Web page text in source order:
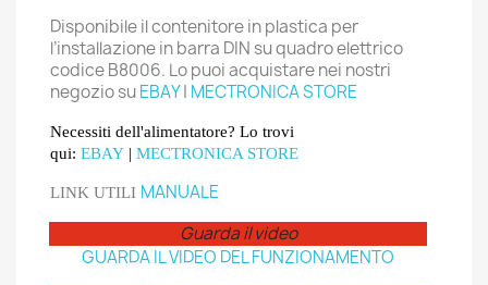
Disponibile il contenitore in plastica per
l’installazione in barra DIN su quadro elettrico
codice B8006. Lo puoi acquistare nei nostri
negozio suEBAY| MECTRONICA STORE
Necessiti dell'alimentatore? Lo trovi
qui: EBAY | MECTRONICA STORE
LINK UTILI MANUALE
Guarda il video
GUARDA IL VIDEO DEL FUNZIONAMENTO